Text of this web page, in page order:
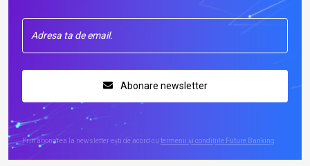
Abonare newsletter
Prin abonarea la newsletter ești de acord cu termenii și condițiile Future Banking